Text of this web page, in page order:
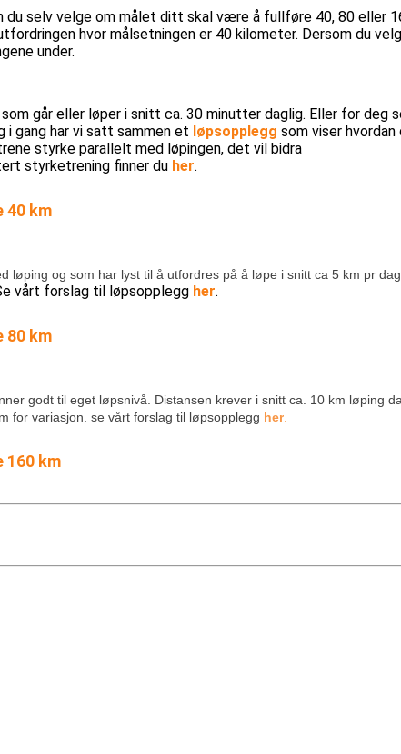
selv velge om målet ditt skal være å fullføre 40, 80 eller
hvor målsetningen er 40 kilometer. Dersom du
under.
går eller løper i snitt ca. 30 minutter daglig. Eller for deg
i gang har vi satt sammen et løpsopplegg som viser
styrke parallelt med løpingen, det vil bidra
styrketrening finner du her.
40 km
løping og som har lyst til å utfordres på å løpe i snitt ca 5 km pr
vårt forslag til løpsopplegg her.
80 km
godt til eget løpsnivå. Distansen krever i snitt ca. 10 km løping
for variasjon. se vårt forslag til løpsopplegg her
160 km